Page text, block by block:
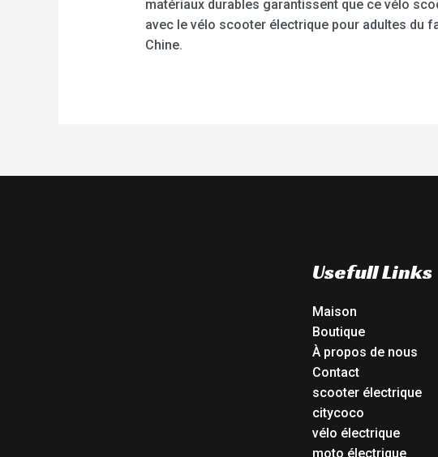
matériaux durables garantissent que ce vélo
avec le vélo scooter électrique pour adultes du
Chine.
Usefull Links
Maison
Boutique
À propos de nous
Contact
scooter électrique
citycoco
vélo électrique
moto électrique